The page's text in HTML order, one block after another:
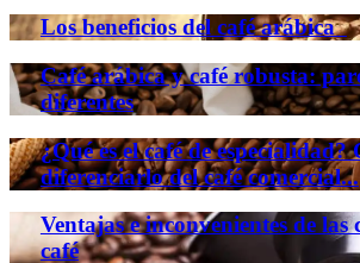
Los beneficios del café arábica
Café arábica y café robusta:
diferentes
¿Qué es el café de especialidad?
diferenciarlo del café comercial...
Ventajas e inconvenientes de las
café